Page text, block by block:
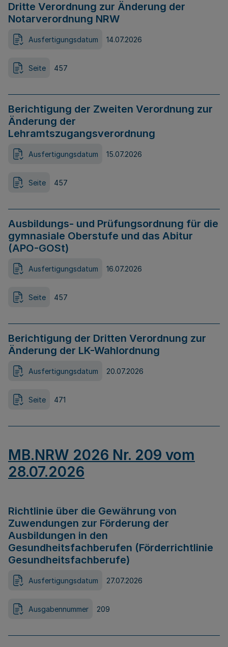
Dritte Verordnung zur Änderung der
Notarverordnung NRW
Ausfertigungsdatum 14.07.2026
Seite 457
Berichtigung der Zweiten Verordnung zur
Änderung der
Lehramtszugangsverordnung
Ausfertigungsdatum 15.07.2026
Seite 457
Ausbildungs- und Prüfungsordnung für die
gymnasiale Oberstufe und das Abitur
(APO-GOSt)
Ausfertigungsdatum 16.07.2026
Seite 457
Berichtigung der Dritten Verordnung zur
Änderung der LK-Wahlordnung
Ausfertigungsdatum 20.07.2026
Seite 471
MB.NRW 2026 Nr. 209 vom
28.07.2026
Richtlinie über die Gewährung von
Zuwendungen zur Förderung der
Ausbildungen in den
Gesundheitsfachberufen (Förderrichtlinie
Gesundheitsfachberufe)
Ausfertigungsdatum 27.07.2026
Ausgabennummer 209